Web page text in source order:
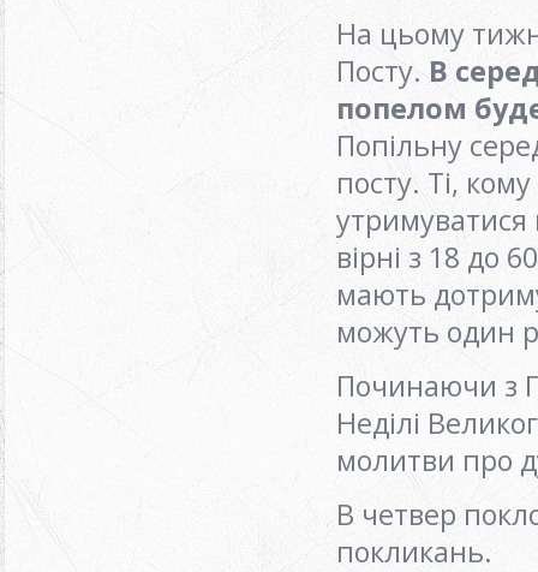
На цьому
Посту. В
попелом
Попільну
посту. Ті,
утримуватися
вірні з 18 до
мають
можуть один
Починаючи з
Неділі
молитви про
В четвер
покликань.